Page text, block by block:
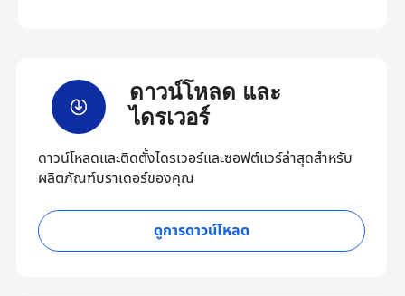
ดาวน์โหลด และ
ไดรเวอร์
ดาวน์โหลดและติดตั้งไดรเวอร์และซอฟต์แวร์ล่าสุดสำหรับ
ผลิตภัณฑ์บราเดอร์ของคุณ
ดูการดาวน์โหลด